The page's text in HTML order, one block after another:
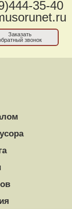
35-40
Заказать
звонок